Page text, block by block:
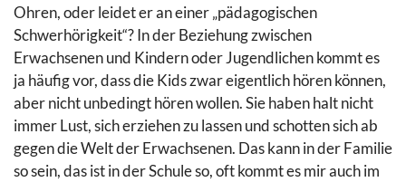
Ohren, oder leidet er an einer „pädagogischen
Schwerhörigkeit“? In der Beziehung zwischen
Erwachsenen und Kindern oder Jugendlichen kommt es
ja häufig vor, dass die Kids zwar eigentlich hören können,
aber nicht unbedingt hören wollen. Sie haben halt nicht
immer Lust, sich erziehen zu lassen und schotten sich ab
gegen die Welt der Erwachsenen. Das kann in der Familie
so sein, das ist in der Schule so, oft kommt es mir auch im